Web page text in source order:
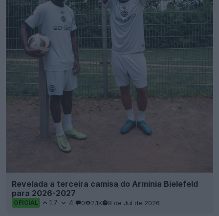
Revelada a terceira camisa do Arminia Bielefeld
para 2026-2027
OFICIAL 17 4 0 2.1K 8 de Jul de 2026